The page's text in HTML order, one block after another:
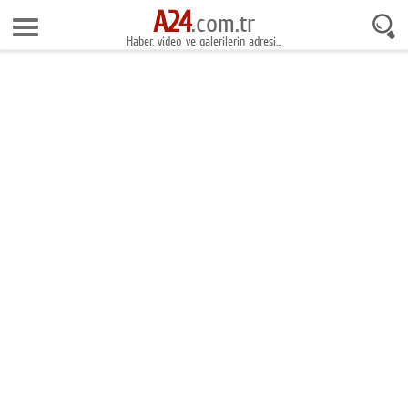
6 Ağustos 2026 18:23:15
Anasayfa
A24.com.tr
Haber, video ve galerilerin adresi...